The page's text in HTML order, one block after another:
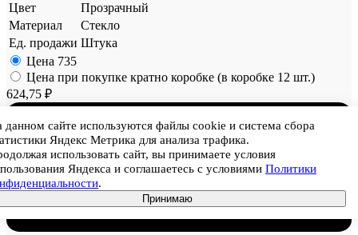
Цвет
Прозрачный
Материал
Стекло
Ед. продажи Штука
Цена 735
Цена при покупке кратно коробке (в коробке 12 шт.)
624,75 ₽
данном сайте используются файлы cookie и система сбора
Яндекс Метрика для анализа трафика.
использовать сайт, вы принимаете условия
Яндекса и соглашаетесь с условиями Политики
.
Принимаю